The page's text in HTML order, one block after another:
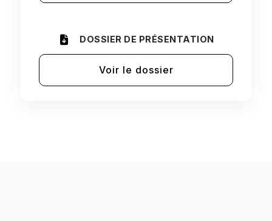
DOSSIER DE PRÉSENTATION
Voir le dossier